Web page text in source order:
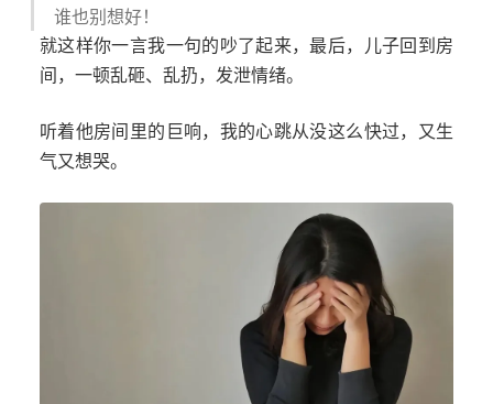
谁也别想好！
就这样你一言我一句的吵了起来，最后，儿子回到房
间，一顿乱砸、乱扔，发泄情绪。
听着他房间里的巨响，我的心跳从没这么快过，又生
气又想哭。